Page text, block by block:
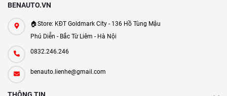
BENAUTO.VN
🏠Store: KĐT Goldmark City - 136 Hồ Tùng Mậu
Phú Diễn - Bắc Từ Liêm - Hà Nội
0832.246.246
benauto.lienhe@gmail.com